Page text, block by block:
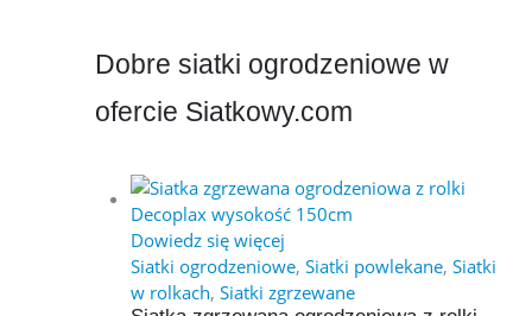
Dobre siatki ogrodzeniowe w
ofercie Siatkowy.com
Dowiedz się więcej
Siatki ogrodzeniowe, Siatki powlekane, Siatki
w rolkach, Siatki zgrzewane